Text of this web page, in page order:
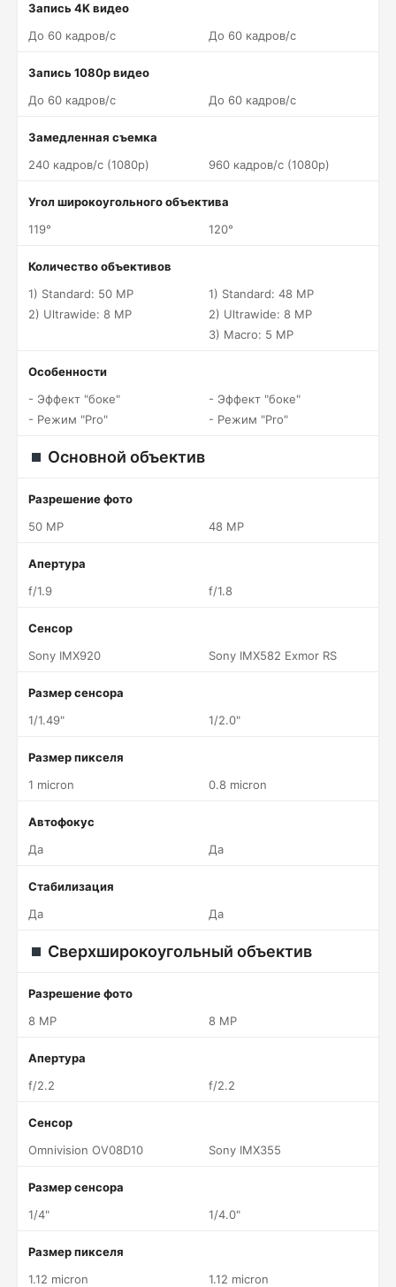
Запись 4K видео
До 60 кадров/c
До 60 кадров/c
Запись 1080p видео
До 60 кадров/c
До 60 кадров/c
Замедленная съемка
240 кадров/c (1080p)
960 кадров/c (1080p)
Угол широкоугольного объектива
119°
120°
Количество объективов
1) Standard: 50 MP
2) Ultrawide: 8 MP
1) Standard: 48 MP
2) Ultrawide: 8 MP
3) Macro: 5 MP
Особенности
- Эффект "боке"
- Режим "Pro"
- Эффект "боке"
- Режим "Pro"
Основной объектив
Разрешение фото
50 MP
48 MP
Апертура
f/1.9
f/1.8
Сенсор
Sony IMX920
Sony IMX582 Exmor RS
Размер сенсора
1/1.49"
1/2.0"
Размер пикселя
1 micron
0.8 micron
Автофокус
Да
Да
Стабилизация
Да
Да
Сверхширокоугольный объектив
Разрешение фото
8 MP
8 MP
Апертура
f/2.2
f/2.2
Сенсор
Omnivision OV08D10
Sony IMX355
Размер сенсора
1/4"
1/4.0"
Размер пикселя
1.12 micron
1.12 micron